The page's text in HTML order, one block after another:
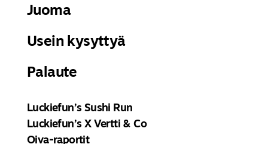
Juoma
Usein kysyttyä
Palaute
Luckiefun’s Sushi Run
Luckiefun’s X Vertti & Co
Oiva-raportit
– Henkilön tai yrityksen tietoja
– Laskutus- tai maksutietoja
– Sopimustietoja
– Asiakaspalautteita
– Yhteydenottoja ja yhteydenpitoja
– Reklamaatioita